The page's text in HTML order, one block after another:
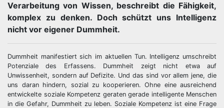
Verarbeitung von Wissen, beschreibt die Fähigkeit,
komplex zu denken. Doch schützt uns Intelligenz
nicht vor eigener Dummheit.
Dummheit manifestiert sich im aktuellen Tun. Intelligenz umschreibt
Potenziale des Erfassens. Dummheit zeigt nicht etwa auf
Unwissenheit, sondern auf Defizite. Und das sind vor allem jene, die
uns daran hindern, sozial zu kooperieren. Ohne eine ausreichend
entwickelte soziale Kompetenz geraten gerade intelligente Menschen
in die Gefahr, Dummheit zu leben. Soziale Kompetenz ist eine Frage